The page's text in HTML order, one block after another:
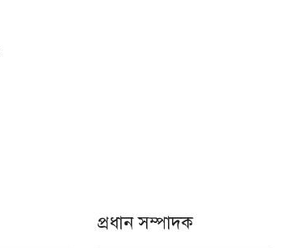
প্রধান সম্পাদক